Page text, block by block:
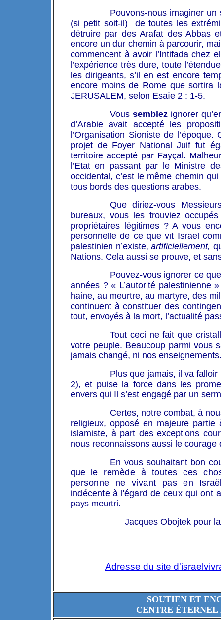
Pouvons-nous imaginer
(si petit soit-il) de toutes les
détruire par des Arafat des Abbas
encore un dur chemin à parcourir,
commencent à avoir l’Intifada chez
l’expérience très dure, toute
les dirigeants, s’il en est encore
encore moins de Rome que sortira
JERUSALEM, selon Esaïe 2 : 1-5.
Voussemblez ignorer
d’Arabie avait accepté les
l’Organisation Sioniste de
projet de Foyer National Juif fut
territoire accepté par Fayçal.
l’Etat en passant par le Ministre
occidental, c’est le même chemin
tous bords des questions arabes.
Que diriez-vous
bureaux, vous les trouviez
propriétaires légitimes ? A vous
personnelle de ce que vit Israël
palestinien n’existe,artificiellement,
Nations. Cela aussi se prouve, et
Pouvez-vous ignorer ce
années ? « L’autorité palestinienne
haine, au meurtre, au martyre, des
continuent à constituer des
tout, envoyés à la mort, l’actualité
Tout ceci ne fait que
votre peuple. Beaucoup parmi vous
jamais changé, ni nos enseignements.
Plus que jamais, il va falloir
2), et puise la force dans les
envers qui Il s’est engagé par un
Certes, notre combat, à
religieux, opposé en majeure
islamiste, à part des exceptions
nous reconnaissons aussi le
En vous souhaitant bon
que le remède à toutes ces
personne ne vivant pas en
indécente à l'égard de ceux qui ont
pays meurtri.
Jacques Obojtek pour
Adresse du site
SOUTIEN ET
CENTRE